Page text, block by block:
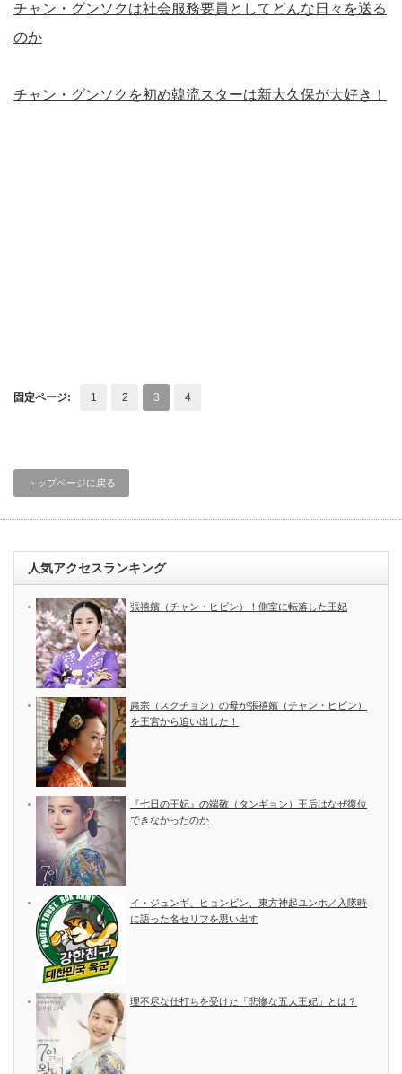
チャン・グンソクは社会服務要員としてどんな日々を送る
のか
チャン・グンソクを初め韓流スターは新大久保が大好き！
固定ページ: 1 2 3 4
トップページに戻る
人気アクセスランキング
張禧嬪（チャン・ヒビン）！側室に転落した王妃
粛宗（スクチョン）の母が張禧嬪（チャン・ヒビン）
を王宮から追い出した！
『七日の王妃』の端敬（タンギョン）王后はなぜ復位
できなかったのか
イ・ジュンギ、ヒョンビン、東方神起ユンホ／入隊時
に語った名セリフを思い出す
理不尽な仕打ちを受けた「悲惨な五大王妃」とは？